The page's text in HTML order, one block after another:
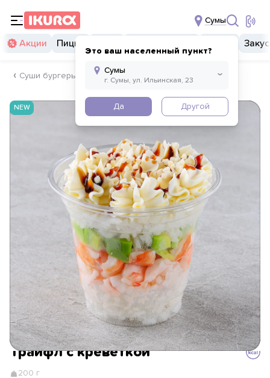
Сумы
Это ваш населенный пункт?
Да Другой
Акции Пицца
Суши бургеры
NEW
Трайфл с креветкой
200 г